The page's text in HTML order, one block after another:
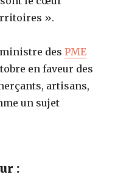
».
ministre desPME
en faveur des
artisans,
un sujet
: